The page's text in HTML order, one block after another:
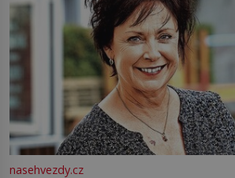
nasehvezdy.cz